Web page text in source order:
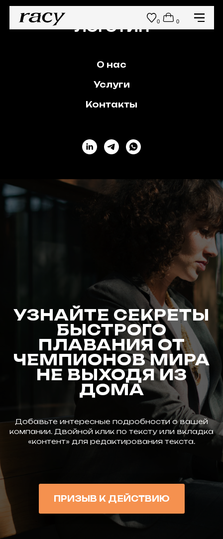
0
ЛОГОТИП
О нас
Услуги
Контакты
УЗНАЙТЕ СЕКРЕТЫ
БЫСТРОГО
ПЛАВАНИЯ ОТ
ЧЕМПИОНОВ МИРА
НЕ ВЫХОДЯ ИЗ
ДОМА
Добавьте интересные подробности о вашей
компании. Двойной клик по тексту или вкладка
«контент» для редактирования текста.
ПРИЗЫВ К ДЕЙСТВИЮ